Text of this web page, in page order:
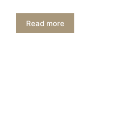
Read more